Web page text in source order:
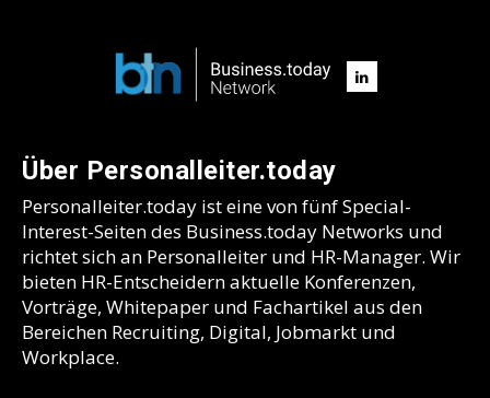
Über Personalleiter.today
Personalleiter.today ist eine von fünf Special-
Interest-Seiten des Business.today Networks und
richtet sich an Personalleiter und HR-Manager. Wir
bieten HR-Entscheidern aktuelle Konferenzen,
Vorträge, Whitepaper und Fachartikel aus den
Bereichen Recruiting, Digital, Jobmarkt und
Workplace.